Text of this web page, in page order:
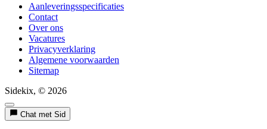
Aanleveringsspecificaties
Contact
Over ons
Vacatures
Privacyverklaring
Algemene voorwaarden
Sitemap
Sidekix, © 2026
Chat met Sid